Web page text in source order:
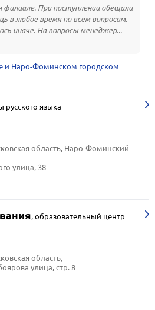
филиале. При поступлении обещали
в любое время по всем вопросам.
иначе. На вопросы менеджер...
и Наро-Фоминском городском
русского языка
область, Наро-Фоминский
улица, 38
,образовательный центр
область,
улица, стр. 8